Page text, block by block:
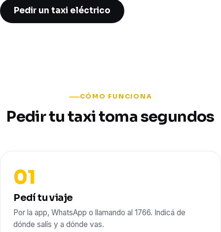
Pedir un taxi eléctrico
CÓMO FUNCIONA
Pedir tu taxi toma segundos
Pedí tu viaje
Por la app, WhatsApp o llamando al 1766. Indicá de
dónde salís y a dónde vas.